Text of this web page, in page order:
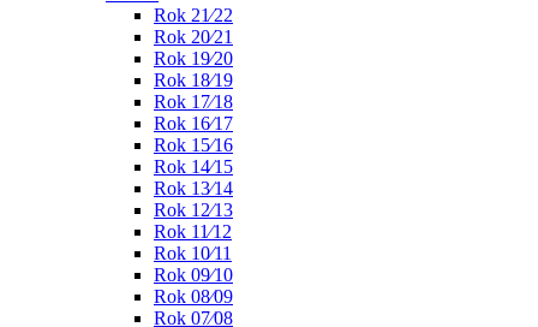
Rok 21⁄22
Rok 20⁄21
Rok 19⁄20
Rok 18⁄19
Rok 17⁄18
Rok 16⁄17
Rok 15⁄16
Rok 14⁄15
Rok 13⁄14
Rok 12⁄13
Rok 11⁄12
Rok 10⁄11
Rok 09⁄10
Rok 08⁄09
Rok 07⁄08